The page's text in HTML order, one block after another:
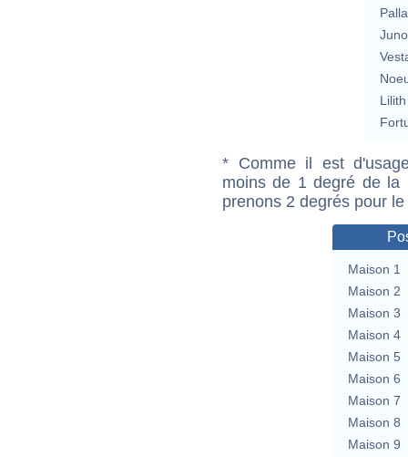
Lilith
* Comme il est
moins de 1 degré de la
prenons 2 degrés pour
Maison 1
Maison 2
Maison 3
Maison 4
Maison 5
Maison 6
Maison 7
Maison 8
Maison 9